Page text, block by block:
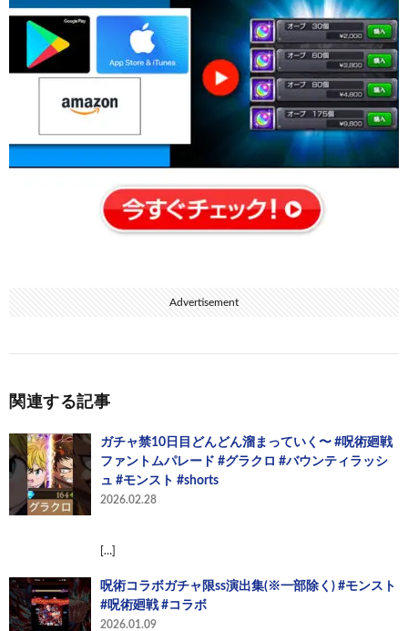
Advertisement
関連する記事
ガチャ禁10日目どんどん溜まっていく〜 #呪術廻戦
ファントムパレード #グラクロ #バウンティラッシ
ュ #モンスト #shorts
2026.02.28
[…]
呪術コラボガチャ限ss演出集(※一部除く) #モンスト
#呪術廻戦 #コラボ
2026.01.09